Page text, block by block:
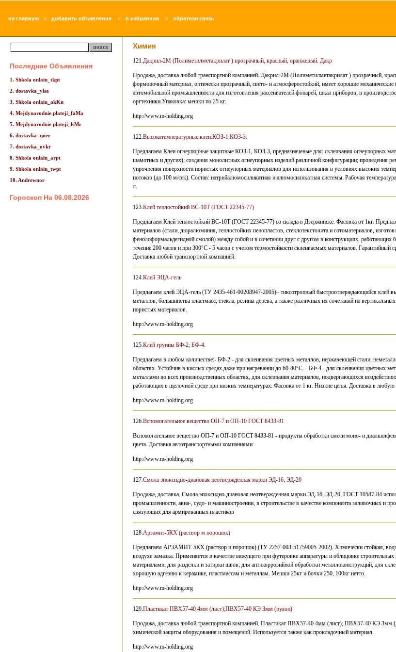
на главную ¤ добавить объявление ¤ в избранное ¤ обратная связь
Последние Объявления
1. Shkola onlain_tkpt
2. dostavka_ylsa
3. Shkola onlain_akKn
4. Mejdynarodnie plateji_faMa
5. Mejdynarodnie plateji_lsMr
6. dostavka_qoer
7. dostavka_ovkr
8. Shkola onlain_arpt
9. Shkola onlain_twpt
10. Andrewnor
Гороскоп На 06.08.2026
Химия
121.Дакрил-2М (Полиметилметакрилат ) прозрачный, красный, оранжевый. Дакр
Продажа, доставка любой транспортной компанией. Дакрил-2М (Полиметилметакрилат ) прозрачный,
формовочный материал, оптически прозрачный, свето- и атмосферостойкий, имеет хорошие
автомобильной промышленности для изготовления рассеивателей фонарей, шкал приборов; в
оргтехники.Упаковка: мешки по 25 кг.
http://www.m-holding.org
122.Высокотемпературные клеи:КОЗ-1,КОЗ-3.
Предлагаем Клеи огнеупорные защитные КОЗ-1, КОЗ-3, предназначеные для: склеивания огнеупорных
шамотных и других); создания монолитных огнеупорных изделий различной конфигурации; проведения
упрочнения поверхности пористых огнеупорных материалов для использования в условиях высоких
потоков (до 100 м/сек). Состав: натрийалюмосиликатная и алюмосиликатная системы. Рабочая
л.
123.Клей теплостойкий ВС-10Т (ГОСТ 22345-77)
Предлагаем Клей теплостойкий ВС-10Т (ГОСТ 22345-77) со склада в Дзержинске. Фасовка от 1кг.
материалов (стали, дюралюминия, теплостойких пенопластов, стеклотекстолита и сотоматериалов,
фенолоформальдегидной смолой) между собой и в сочетании друг с другом в конструкциях, работающих
течение 200 часов и при 300°С - 5 часов с учетом термостойкости склеиваемых материалов. Гарантийный
Доставка любой транспортной компанией.
124.Клей ЭЦА-гель
Предлагаем клей ЭЦА-гель (ТУ 2435-461-00208947-2005)– тиксотропный быстроотверждающийся клей
металлов, большинства пластмасс, стекла, резины дерева, а также различных их сочетаний на
пористых материалов.
http://www.m-holding.org
125.Клей группы БФ-2; БФ-4.
Предлагаем в любом количестве:- БФ-2 - для склеивания цветных металлов, нержавеющей стали,
областях. Устойчив в кислых средах даже при нагревании до 60-80°C. - БФ-4 - для склеивания цветных
металлами во всех производственных областях, для склеивания материалов, подвергающихся
работающих в щелочной среде при низких температурах. Фасовка от 1 кг. Низкие цены. Доставка в
http://www.m-holding.org
126.Вспомогательное вещество ОП-7 и ОП-10 ГОСТ 8433-81
Вспомогательное вещество ОП-7 и ОП-10 ГОСТ 8433-81 - продукты обработки смеси моно- и
цвета. Доставка автотранспортными компаниями.
http://www.m-holding.org
127.Смола эпоксидно-диановая неотвержденная марки ЭД-16, ЭД-20
Продажа, доставка. Смола эпоксидно-диановая неотвержденная марки ЭД-16, ЭД-20, ГОСТ 10587-84
промышленности, авиа-, судо- и машиностроении, в строительстве в качестве компонента заливочных и
связующих для армированных пластиков
128.Арзамит-5КХ (раствор м порошок)
Предлагаем АРЗАМИТ-5КХ (раствор и порошок) (ТУ 2257-003-51759005-2002). Химически стойкая,
воздухе замазка. Применяется в качестве вяжущего при футеровке аппаратуры и облицовке
материалами, для разделки и затирки швов, для антикоррозийной обработки металлоконструкций, для
хорошую адгезию к керамике, пластмассам и металлам. Мешки 25кг и бочки 250, 100кг нетто.
http://www.m-holding.org
129.Пластикат ПВХ57-40 4мм (лист);ПВХ57-40 КЭ 3мм (рулон)
Продажа, доставка любой транспортной компанией. Пластикат ПВХ57-40 4мм (лист); ПВХ57-40 КЭ 3мм
химической защиты оборудования и помещений. Используется также как прокладочный материал.
http://www.m-holding.org